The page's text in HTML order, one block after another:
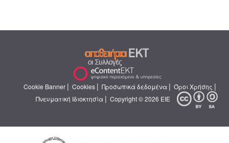
Cookie Banner | Cookies | Προσωπικά δεδομένα | Όροι Χρήσης |
Πνευματική Ιδιοκτησία | Copyright © 2026 ΕΙΕ